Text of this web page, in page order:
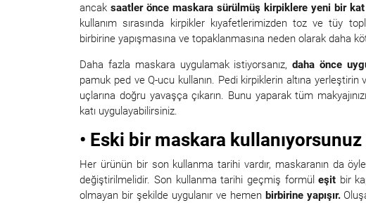
ancaksaatler önce maskara sürülmüş kirpiklere yeni bir
kullanım sırasında kirpikler kıyafetlerimizden toz ve tüy
birbirine yapışmasına ve topaklanmasına neden olarak daha
Daha fazla maskara uygulamak istiyorsanız,daha önce
pamuk ped ve Q-ucu kullanın. Pedi kirpiklerin altına yerleştirin
uçlarına doğru yavaşça çıkarın. Bunu yaparak tüm
katı uygulayabilirsiniz.
• Eski bir maskara kullanıyorsunuz
Her ürünün bir son kullanma tarihi vardır, maskaranın da
değiştirilmelidir. Son kullanma tarihi geçmiş formüleşit bir
olmayan bir şekilde uygulanır ve hemen birbirine yapışır.